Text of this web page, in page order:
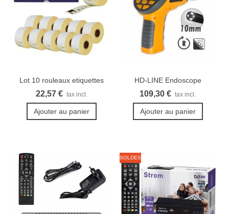
Lot 10 rouleaux etiquettes
Seiko...
22,57 € tax incl.
Ajouter au panier
HD-LINE Endoscope
industriel...
109,30 € tax incl.
Ajouter au panier
SOLDES